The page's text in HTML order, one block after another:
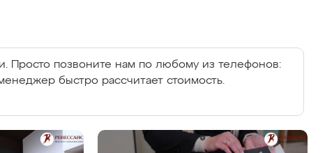
Просто позвоните нам по любому из телефонов:
быстро рассчитает стоимость.